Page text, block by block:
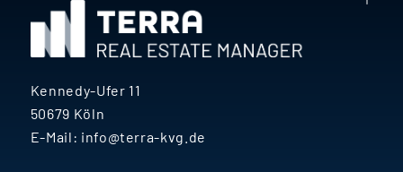
Manager.
Kennedy-Ufer 11
50679 Köln
E-Mail: info@terra-kvg.de